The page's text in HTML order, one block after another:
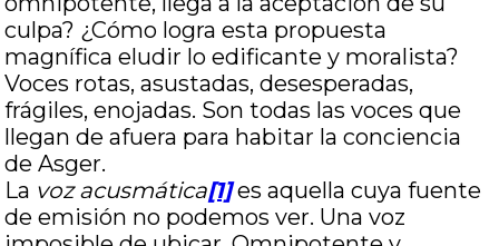
culpa? ¿Cómo logra esta propuesta
magnífica eludir lo edificante y moralista?
Voces rotas, asustadas, desesperadas,
frágiles, enojadas. Son todas las voces que
llegan de afuera para habitar la conciencia
de Asger.
La voz acusmática[1]es aquella cuya fuente
de emisión no podemos ver. Una voz